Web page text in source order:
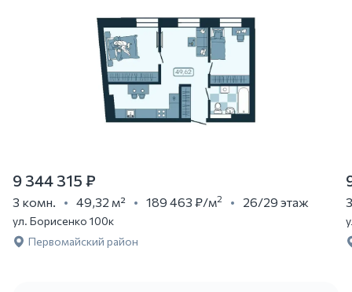
9 344 315 ₽
3 комн. 49,32 м² 189 463 ₽/м2 26/29 этаж
ул. Борисенко 100к
Первомайский район